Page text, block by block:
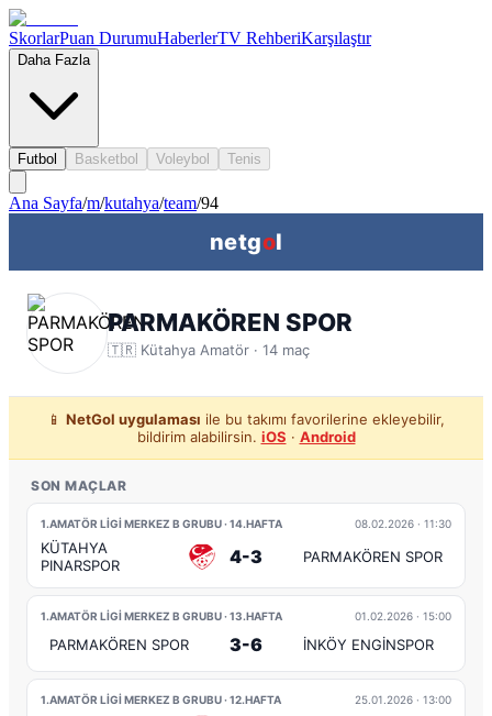
SkorlarPuan DurumuHaberlerTV RehberiKarşılaştır
Daha Fazla
Futbol Basketbol Voleybol Tenis
Ana Sayfa/m/kutahya/team/94
netgol
PARMAKÖREN SPOR
🇹🇷 Kütahya Amatör · 14 maç
📱 NetGol uygulaması ile bu takımı favorilerine ekleyebilir,
bildirim alabilirsin. iOS · Android
SON MAÇLAR
1.AMATÖR LİGİ MERKEZ B GRUBU · 14.HAFTA 08.02.2026 · 11:30
KÜTAHYA
PINARSPOR
4-3 PARMAKÖREN SPOR
1.AMATÖR LİGİ MERKEZ B GRUBU · 13.HAFTA 01.02.2026 · 15:00
PARMAKÖREN SPOR 3-6 İNKÖY ENGİNSPOR
1.AMATÖR LİGİ MERKEZ B GRUBU · 12.HAFTA 25.01.2026 · 13:00